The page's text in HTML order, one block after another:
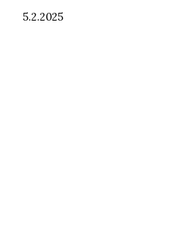
5.2.2025